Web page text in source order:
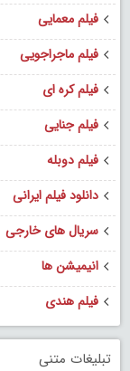
فیلم معمایی
فیلم ماجراجویی
فیلم کره ای
فیلم جنایی
فیلم دوبله
دانلود فیلم ایرانی
سریال های خارجی
انیمیشن ها
فیلم هندی
تبلیغات متنی